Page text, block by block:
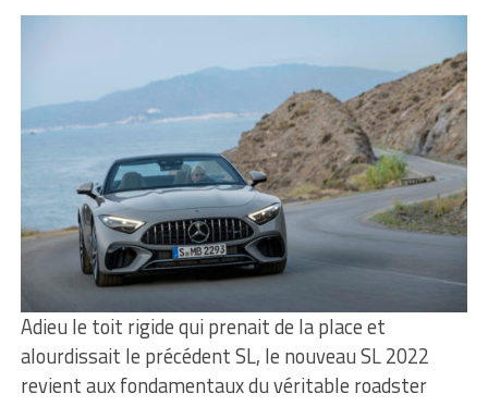
Adieu le toit rigide qui prenait de la place et
alourdissait le précédent SL, le nouveau SL 2022
revient aux fondamentaux du véritable roadster